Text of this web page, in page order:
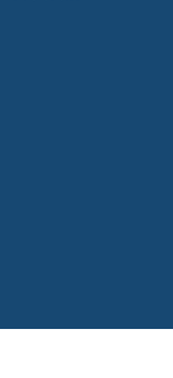
window)